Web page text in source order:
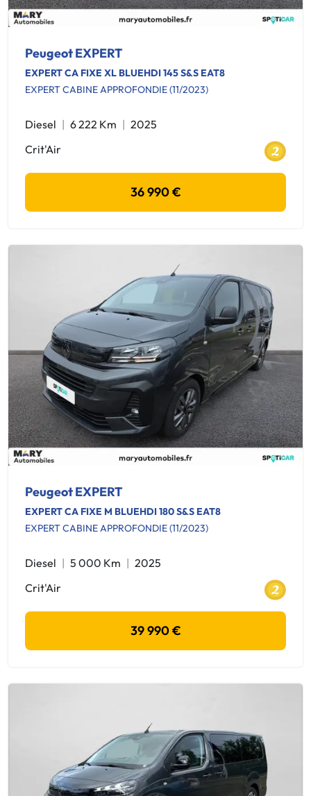
Peugeot EXPERT
EXPERT CA FIXE XL BLUEHDI 145 S&S EAT8
EXPERT CABINE APPROFONDIE (11/2023)
Diesel 6 222 Km
2025
Crit'Air
36 990 €
Peugeot EXPERT
EXPERT CA FIXE M BLUEHDI 180 S&S EAT8
EXPERT CABINE APPROFONDIE (11/2023)
Diesel 5 000 Km
2025
Crit'Air
39 990 €